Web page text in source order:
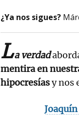
¿Ya nos sigues?
La verdad
mentira en
hipocresíasy nos
Joaquín